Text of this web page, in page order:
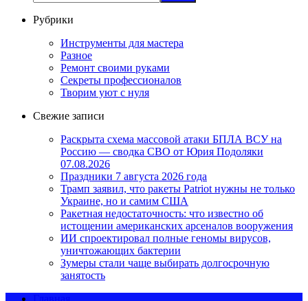
Рубрики
Инструменты для мастера
Разное
Ремонт своими руками
Секреты профессионалов
Творим уют с нуля
Свежие записи
Раскрыта схема массовой атаки БПЛА ВСУ на
Россию — сводка СВО от Юрия Подоляки
07.08.2026
Праздники 7 августа 2026 года
Трамп заявил, что ракеты Patriot нужны не только
Украине, но и самим США
Ракетная недостаточность: что известно об
истощении американских арсеналов вооружения
ИИ спроектировал полные геномы вирусов,
уничтожающих бактерии
Зумеры стали чаще выбирать долгосрочную
занятость